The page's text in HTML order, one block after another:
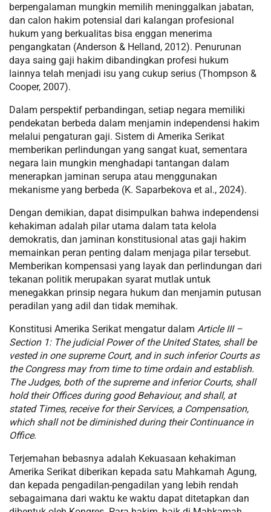
berpengalaman mungkin memilih meninggalkan jabatan,
dan calon hakim potensial dari kalangan profesional
hukum yang berkualitas bisa enggan menerima
pengangkatan (Anderson & Helland, 2012). Penurunan
daya saing gaji hakim dibandingkan profesi hukum
lainnya telah menjadi isu yang cukup serius (Thompson &
Cooper, 2007).
Dalam perspektif perbandingan, setiap negara memiliki
pendekatan berbeda dalam menjamin independensi hakim
melalui pengaturan gaji. Sistem di Amerika Serikat
memberikan perlindungan yang sangat kuat, sementara
negara lain mungkin menghadapi tantangan dalam
menerapkan jaminan serupa atau menggunakan
mekanisme yang berbeda (K. Saparbekova et al., 2024).
Dengan demikian, dapat disimpulkan bahwa independensi
kehakiman adalah pilar utama dalam tata kelola
demokratis, dan jaminan konstitusional atas gaji hakim
memainkan peran penting dalam menjaga pilar tersebut.
Memberikan kompensasi yang layak dan perlindungan dari
tekanan politik merupakan syarat mutlak untuk
menegakkan prinsip negara hukum dan menjamin putusan
peradilan yang adil dan tidak memihak.
Konstitusi Amerika Serikat mengatur dalam Article III –
Section 1: The judicial Power of the United States, shall be
vested in one supreme Court, and in such inferior Courts as
the Congress may from time to time ordain and establish.
The Judges, both of the supreme and inferior Courts, shall
hold their Offices during good Behaviour, and shall, at
stated Times, receive for their Services, a Compensation,
which shall not be diminished during their Continuance in
Office.
Terjemahan bebasnya adalah Kekuasaan kehakiman
Amerika Serikat diberikan kepada satu Mahkamah Agung,
dan kepada pengadilan-pengadilan yang lebih rendah
sebagaimana dari waktu ke waktu dapat ditetapkan dan